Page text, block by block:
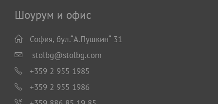
Шоурум и офис
София, бул.“А.Пушкин“ 31
stolbg@stolbg.com
+359 2 955 1985
+359 2 955 1986